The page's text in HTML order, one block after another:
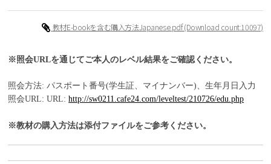
教材E-bookを含む購入方法Japanese.pdf(Download count:10097)
※照会URLを通 じてご本人のレベル結果をご確認ください。
照会方法:パスポート番号(学生証、 マイナンバー)、生年月日入力
照会URL: URL:http://sw0211.cafe24.com/leveltest/210726/edu.php
※教材の購入方法は添付ファイルをご参考 ください。